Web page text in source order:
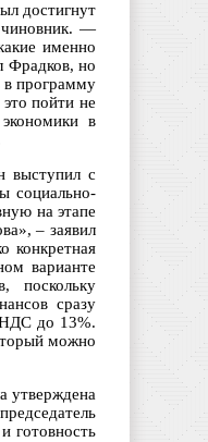
достигнут
чиновник. —
именно
Фрадков, но
в программу
пойти не
в
выступил с
социально-
на этапе
– заявил
конкретная
варианте
поскольку
сразу
до 13%.
можно
утверждена
готовность